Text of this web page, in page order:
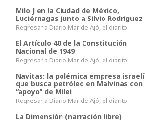
Milo J en la Ciudad de México,
Luciérnagas junto a Silvio Rodriguez
Regresar a Diario Mar de Ajó, el diarito –
El Artículo 40 de la Constitución
Nacional de 1949
Regresar a Diario Mar de Ajó, el diarito –
Navitas: la polémica empresa israelí
que busca petróleo en Malvinas con
“apoyo” de Milei
Regresar a Diario Mar de Ajó, el diarito –
La Dimensión (narración libre)